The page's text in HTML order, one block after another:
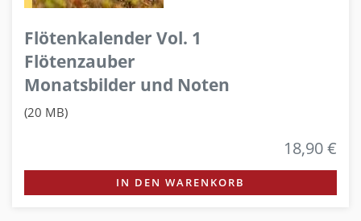
Flötenkalender Vol. 1
Flötenzauber
Monatsbilder und Noten
(20 MB)
18,90 €
IN DEN WARENKORB